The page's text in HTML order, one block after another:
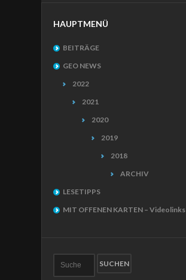
HAUPTMENÜ
BEITRÄGE
GEO NEWS
2022
2021
2020
2019
2018
ARCHIV
LESETIPPS
MIT OFFENEN KARTEN – Videolinks